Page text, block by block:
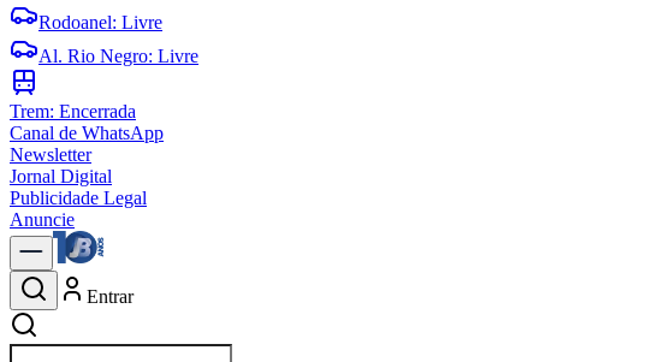
Rodoanel: Livre
Al. Rio Negro: Livre
Trem: Encerrada
Canal de WhatsApp
Newsletter
Jornal Digital
Publicidade Legal
Anuncie
Entrar